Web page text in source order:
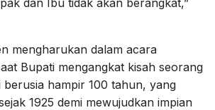
mengharukan dalam acara
Bupati mengangkat kisah seorang
berusia hampir 100 tahun, yang
1925 demi mewujudkan impian